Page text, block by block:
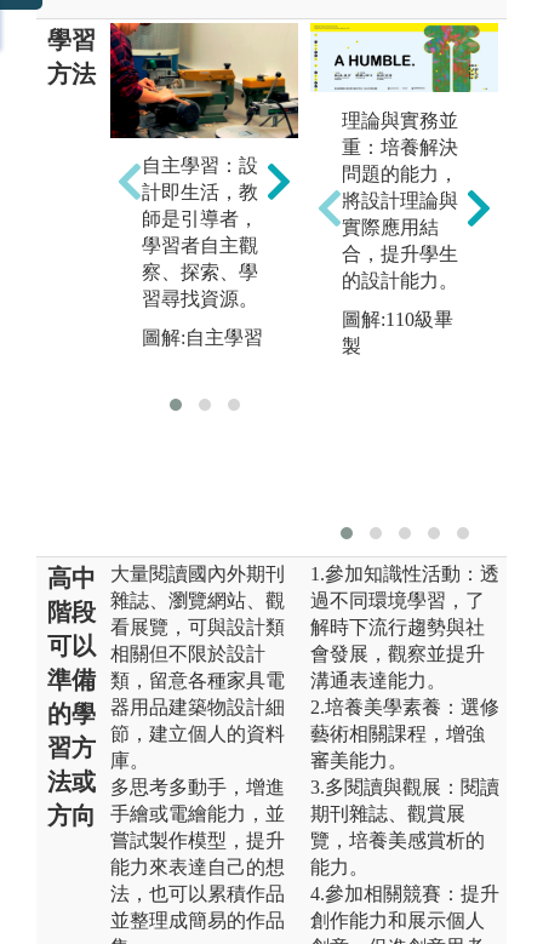
學習
方法
自主學習：設
計即生活，教
師是引導者，
學習者自主觀
察、探索、學
習尋找資源。
圖解:自主學習
專題實作：主
題式設計
（如：文化創
意），具備跨
案的能力。
理論與實務並
重：培養解決
問題的能力，
將設計理論與
實際應用結
合，提升學生
的設計能力。
圖解:110級畢
製
高中
階段
可以
準備
的學
習方
法或
方向
大量閱讀國內外期刊
雜誌、瀏覽網站、觀
看展覽，可與設計類
相關但不限於設計
類，留意各種家具電
器用品建築物設計細
節，建立個人的資料
庫。
多思考多動手，增進
手繪或電繪能力，並
嘗試製作模型，提升
能力來表達自己的想
法，也可以累積作品
並整理成簡易的作品
1.參加知識性活動：透
過不同環境學習，了
解時下流行趨勢與社
會發展，觀察並提升
溝通表達能力。
2.培養美學素養：選修
藝術相關課程，增強
審美能力。
3.多閱讀與觀展：閱讀
期刊雜誌、觀賞展
覽，培養美感賞析的
能力。
4.參加相關競賽：提升
創作能力和展示個人